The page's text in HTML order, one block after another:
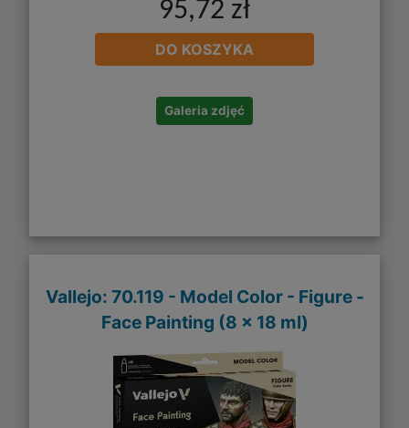
95,72 zł
DO KOSZYKA
Galeria zdjęć
Vallejo: 70.119 - Model Color - Figure -
Face Painting (8 x 18 ml)